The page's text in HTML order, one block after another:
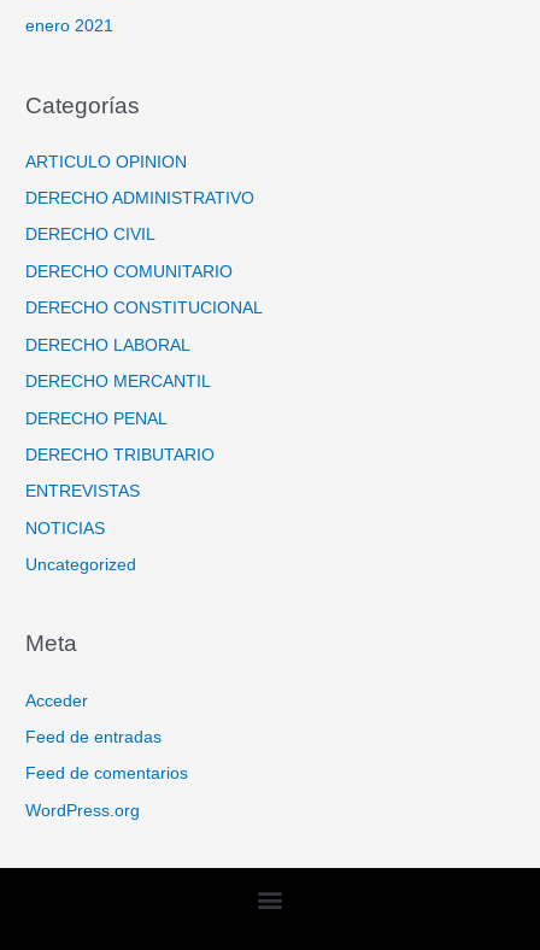
enero 2021
Categorías
ARTICULO OPINION
DERECHO ADMINISTRATIVO
DERECHO CIVIL
DERECHO COMUNITARIO
DERECHO CONSTITUCIONAL
DERECHO LABORAL
DERECHO MERCANTIL
DERECHO PENAL
DERECHO TRIBUTARIO
ENTREVISTAS
NOTICIAS
Uncategorized
Meta
Acceder
Feed de entradas
Feed de comentarios
WordPress.org